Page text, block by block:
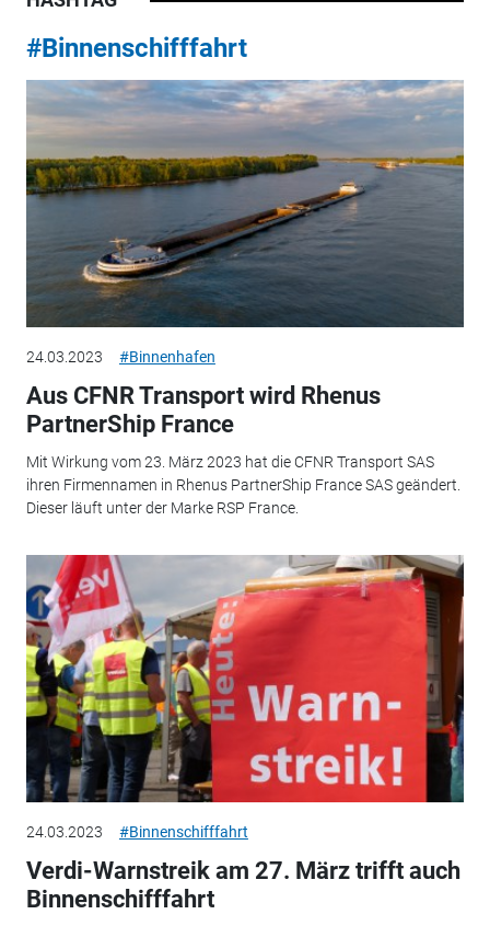
#Binnenschifffahrt
24.03.2023 #Binnenhafen
Aus CFNR Transport wird Rhenus
PartnerShip France
Mit Wirkung vom 23. März 2023 hat die CFNR Transport SAS
ihren Firmennamen in Rhenus PartnerShip France SAS geändert.
Dieser läuft unter der Marke RSP France.
24.03.2023 #Binnenschifffahrt
Verdi-Warnstreik am 27. März trifft auch
Binnenschifffahrt